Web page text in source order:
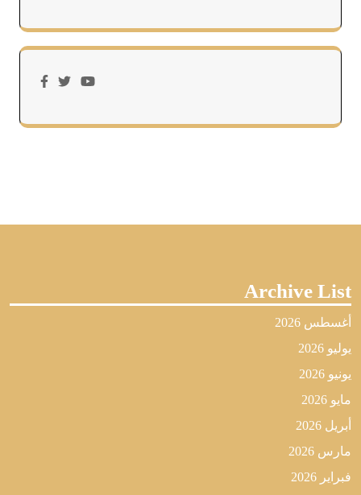
Archive List
أغسطس 2026
يوليو 2026
يونيو 2026
مايو 2026
أبريل 2026
مارس 2026
فبراير 2026